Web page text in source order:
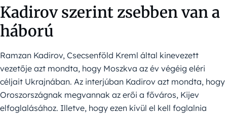
Kadirov szerint zsebben van a
háború
Ramzan Kadirov, Csecsenföld Kreml által kinevezett
vezetője azt mondta, hogy Moszkva az év végéig eléri
céljait Ukrajnában. Az interjúban Kadirov azt mondta, hogy
Oroszországnak megvannak az erői a főváros, Kijev
elfoglalásához. Illetve, hogy ezen kívül el kell foglalnia